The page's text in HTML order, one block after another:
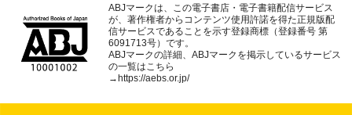
ABJマークは、この電子書店・電子書籍配信サービス
が、著作権者からコンテンツ使用許諾を得た正規版配
信サービスであることを示す登録商標（登録番号 第
6091713号）です。
ABJマークの詳細、ABJマークを掲示しているサービス
の一覧はこちら
→ https://aebs.or.jp/